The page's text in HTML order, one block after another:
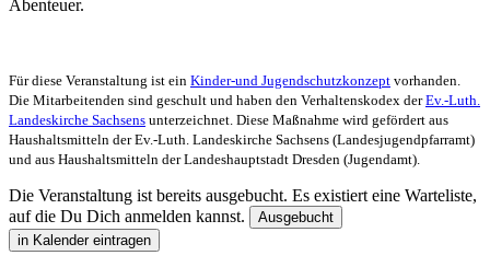
Abenteuer.
Für diese Veranstaltung ist ein Kinder-und Jugendschutzkonzept vorhanden.
Die Mitarbeitenden sind geschult und haben den Verhaltenskodex derEv.-Luth.
Landeskirche Sachsens unterzeichnet. Diese Maßnahme wird gefördert aus
Haushaltsmitteln der Ev.-Luth. Landeskirche Sachsens (Landesjugendpfarramt)
und aus Haushaltsmitteln der Landeshauptstadt Dresden (Jugendamt).
Die Veranstaltung ist bereits ausgebucht. Es existiert eine Warteliste,
auf die Du Dich anmelden kannst.
Ausgebucht
in Kalender eintragen